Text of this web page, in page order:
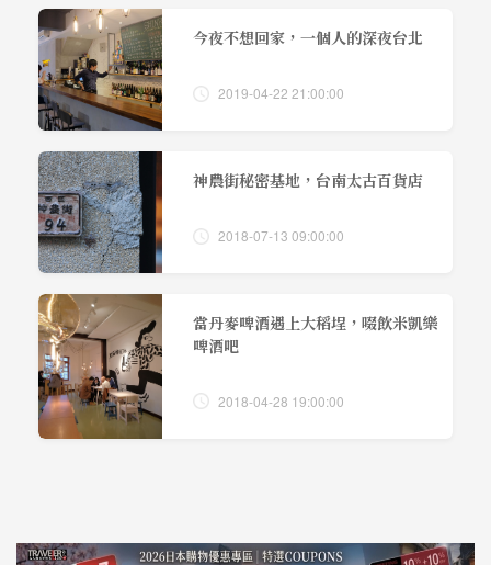
今夜不想回家，一個人的深夜台北
2019-04-22 21:00:00
神農街秘密基地，台南太古百貨店
2018-07-13 09:00:00
當丹麥啤酒遇上大稻埕，啜飲米凱樂
啤酒吧
2018-04-28 19:00:00